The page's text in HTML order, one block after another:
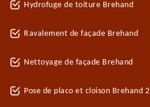
Hydrofuge de toiture Brehand
Ravalement de façade Brehand
Nettoyage de façade Brehand
Pose de placo et cloison Brehand